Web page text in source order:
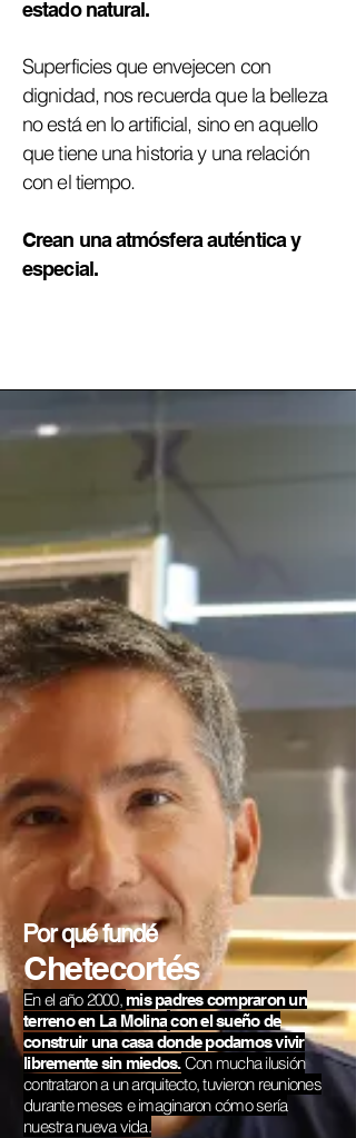
estado natural.
Superficies que envejecen con
dignidad, nos recuerda que la belleza
no está en lo artificial, sino en aquello
que tiene una historia y una relación
con el tiempo.
Crean una atmósfera auténtica y
especial.
Por qué fundé
Chetecortés
En el año 2000, mis padres compraron un
terreno en La Molinacon el sueño de
construir una casa donde podamos vivir
libremente sin miedos.Con mucha ilusión
contrataron a un arquitecto, tuvieron reuniones
durante meses e imaginaron cómo sería
nuestra nueva vida.